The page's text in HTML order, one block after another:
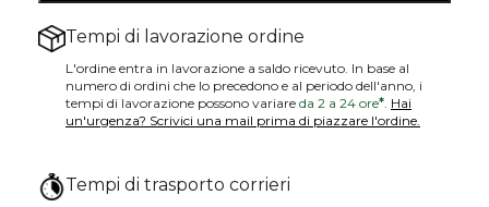
Tempi di lavorazione ordine
L'ordine entra in lavorazione a saldo ricevuto. In base al
numero di ordini che lo precedono e al periodo dell'anno, i
tempi di lavorazione possono variare da 2 a 24 ore*. Hai
un'urgenza? Scrivici una mail prima di piazzare l'ordine.
Tempi di trasporto corrieri